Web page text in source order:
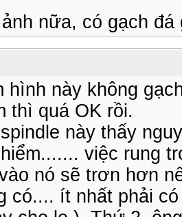
nữa, có gạch
hình này không
thì quá OK rồi.
này thấy
việc rung
nó sẽ trơn hơn
có.... ít nhất phải